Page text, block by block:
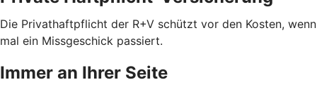
Die Privathaftpflicht der R+V schützt vor den Kosten, wenn
mal ein Missgeschick passiert.
Immer an Ihrer Seite